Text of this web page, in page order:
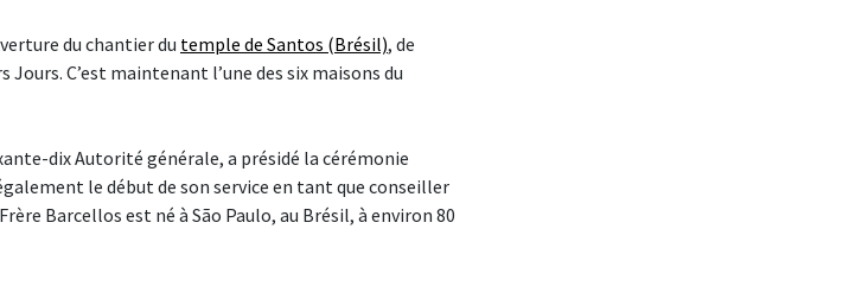
du chantier du temple de Santos (Brésil), de
Jours. C’est maintenant l’une des six maisons du
dix Autorité générale, a présidé la cérémonie
le début de son service en tant que conseiller
Barcellos est né à São Paulo, au Brésil, à environ 80